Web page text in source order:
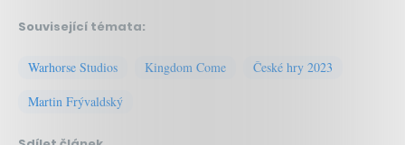
Související témata:
Warhorse Studios Kingdom Come
České hry 2023
Martin Frývaldský